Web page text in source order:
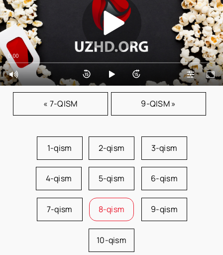
0:00 0:00
« 7-QISM 9-QISM »
1-qism 2-qism 3-qism
4-qism 5-qism 6-qism
7-qism 8-qism 9-qism
10-qism